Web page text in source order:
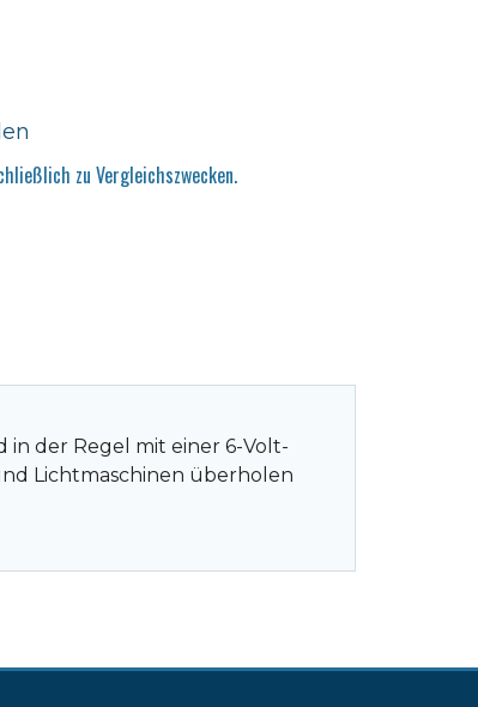
zu Vergleichszwecken.
in der Regel mit einer 6-Volt-
Lichtmaschinen überholen